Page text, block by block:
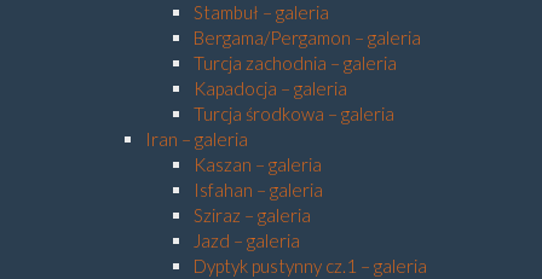
Stambuł – galeria
Bergama/Pergamon – galeria
Turcja zachodnia – galeria
Kapadocja – galeria
Turcja środkowa – galeria
Iran – galeria
Kaszan – galeria
Isfahan – galeria
Sziraz – galeria
Jazd – galeria
Dyptyk pustynny cz.1 – galeria